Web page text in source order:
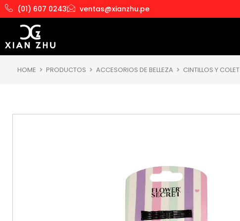
al
contenido
(01) 607 0243 ventas@xianzhu.pe
HOME PRODUCTOS ACCESORIOS DE BELLEZA CINTILLOS Y COLET